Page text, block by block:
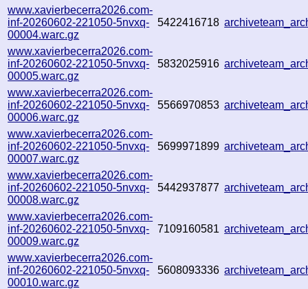
www.xavierbecerra2026.com-
inf-20260602-221050-5nvxq-
00004.warc.gz
5422416718
www.xavierbecerra2026.com-
inf-20260602-221050-5nvxq-
00005.warc.gz
5832025916
www.xavierbecerra2026.com-
inf-20260602-221050-5nvxq-
00006.warc.gz
5566970853
www.xavierbecerra2026.com-
inf-20260602-221050-5nvxq-
00007.warc.gz
5699971899
www.xavierbecerra2026.com-
inf-20260602-221050-5nvxq-
00008.warc.gz
5442937877
www.xavierbecerra2026.com-
inf-20260602-221050-5nvxq-
00009.warc.gz
7109160581
www.xavierbecerra2026.com-
inf-20260602-221050-5nvxq-
00010.warc.gz
5608093336